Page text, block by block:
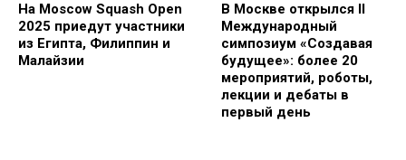
На Moscow Squash Open
2025 приедут участники
из Египта, Филиппин и
Малайзии
В Москве открылся II
Международный
симпозиум «Создавая
будущее»: более 20
мероприятий, роботы,
лекции и дебаты в
первый день